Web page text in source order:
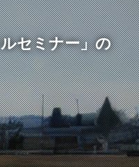
セミナー」の